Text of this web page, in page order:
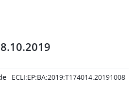
ECLI:EP:BA:2019:T174014.20191008